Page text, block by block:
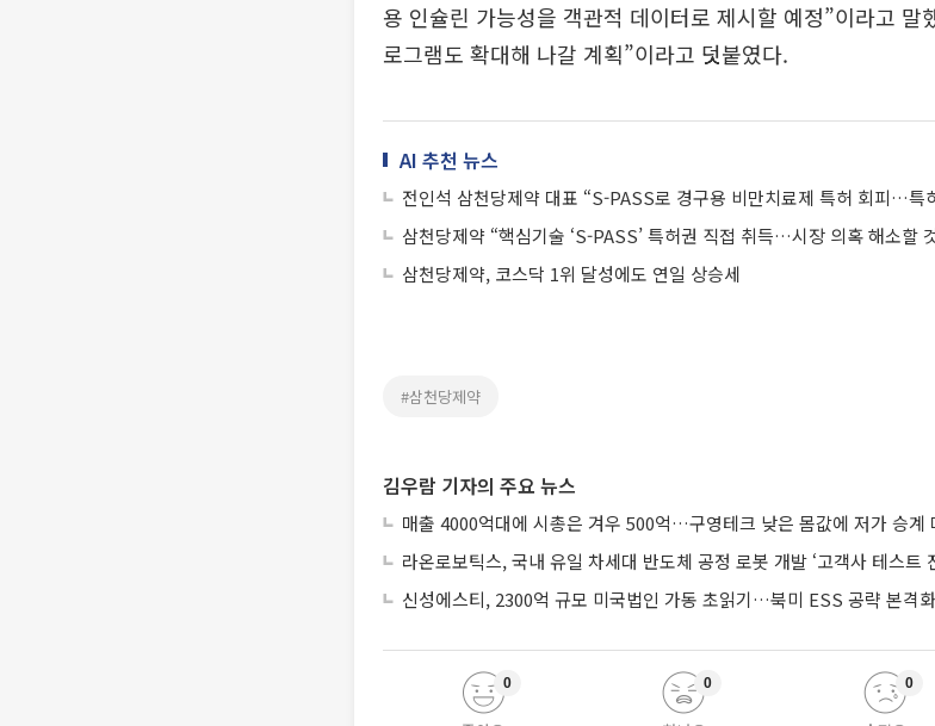
용 인슐린 가능성을 객관적 데이터로 제시할 예정”이라고 말
로그램도 확대해 나갈 계획”이라고 덧붙였다.
AI 추천 뉴스
전인석 삼천당제약 대표 “S-PASS로 경구용 비만치료제 특허 회피…특
삼천당제약 “핵심기술 ‘S-PASS’ 특허권 직접 취득…시장 의혹 해소할
삼천당제약, 코스닥 1위 달성에도 연일 상승세
#삼천당제약
김우람 기자의 주요 뉴스
매출 4000억대에 시총은 겨우 500억…구영테크 낮은 몸값에 저가 승계
라온로보틱스, 국내 유일 차세대 반도체 공정 로봇 개발 ‘고객사 테스트
신성에스티, 2300억 규모 미국법인 가동 초읽기…북미 ESS 공략 본격화
0 0 0